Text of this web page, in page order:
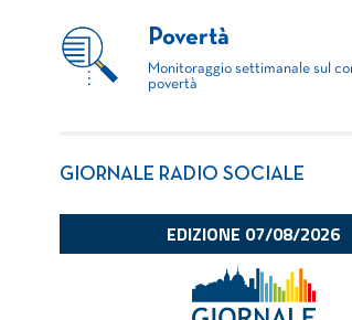
Povertà
Monitoraggio settimanale sul
povertà
GIORNALE RADIO SOCIALE